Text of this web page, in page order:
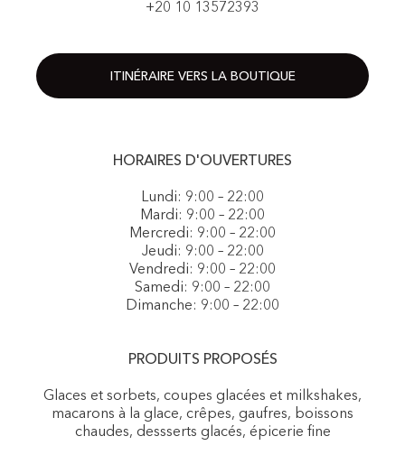
+20 10 13572393
ITINÉRAIRE VERS LA BOUTIQUE
HORAIRES D'OUVERTURES
Lundi: 9:00 – 22:00
Mardi: 9:00 – 22:00
Mercredi: 9:00 – 22:00
Jeudi: 9:00 – 22:00
Vendredi: 9:00 – 22:00
Samedi: 9:00 – 22:00
Dimanche: 9:00 – 22:00
PRODUITS PROPOSÉS
Glaces et sorbets, coupes glacées et milkshakes,
macarons à la glace, crêpes, gaufres, boissons
chaudes, dessserts glacés, épicerie fine